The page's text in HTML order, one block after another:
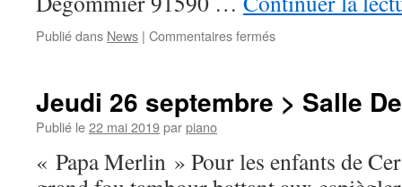
Publié dans News | Commentaires ferméssur
retraite
Jeudi 26 septembre > Salle
Publié le22 mai 2019parpiano
« Papa Merlin » Pour les enfants de